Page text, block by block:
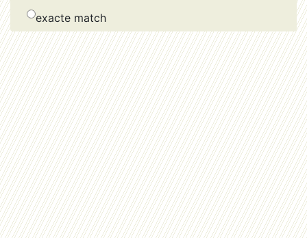
exacte match